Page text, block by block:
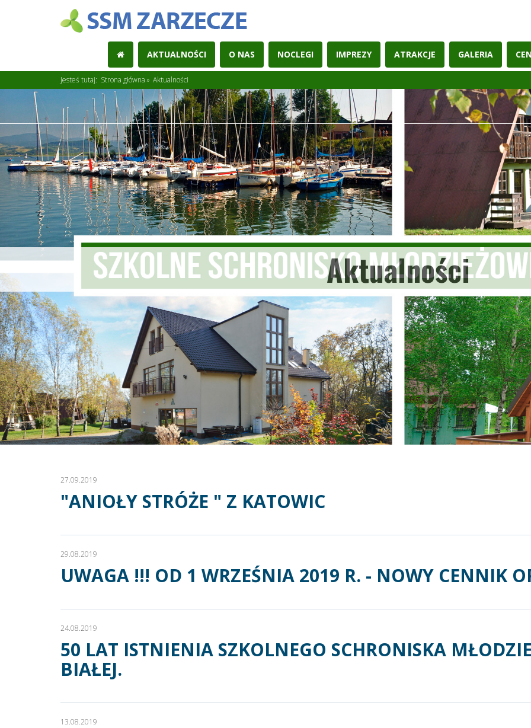
AKTUALNOŚCI O NAS NOCLEGI IMPREZY ATRAKCJE GALERIA
Jesteś tutaj: Strona główna Aktualności
Aktualności
27.09.2019
"ANIOŁY STRÓŻE " Z KATOWIC
29.08.2019
UWAGA !!! OD 1 WRZEŚNIA 2019 R. - NOWY CENNIK
24.08.2019
50 LAT ISTNIENIA SZKOLNEGO SCHRONISKA
BIAŁEJ.
13.08.2019